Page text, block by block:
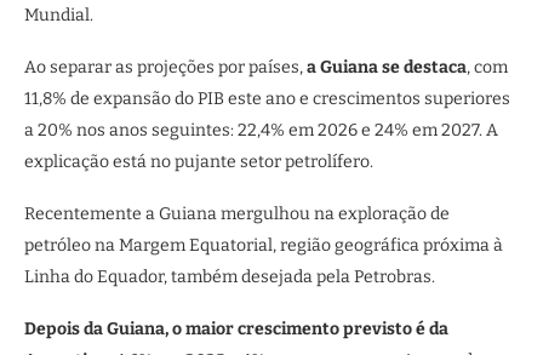
Mundial.
Ao separar as projeções por países,a Guiana se destaca, com
11,8% de expansão do PIB este ano e crescimentos superiores
a 20% nos anos seguintes: 22,4% em 2026 e 24% em 2027. A
explicação está no pujante setor petrolífero.
Recentemente a Guiana mergulhou na exploração de
petróleo na Margem Equatorial, região geográfica próxima à
Linha do Equador, também desejada pela Petrobras.
Depois da Guiana, o maior crescimento previsto é da